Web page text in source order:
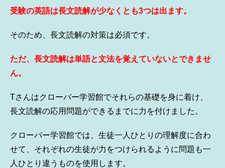
受験の英語は長文読解が少なくとも3つは出ます。
そのため、長文読解の対策は必須です。
ただ、長文読解は単語と文法を覚えていないとできませ
ん。
Tさんはクローバー学習館でそれらの基礎を身に着け、
長文読解の応用問題ができるまでに力を付けました。
クローバー学習館では、生徒一人ひとりの理解度に合わ
せて、それぞれの生徒が力をつけられるように問題も一
人ひとり違うものを使用します。